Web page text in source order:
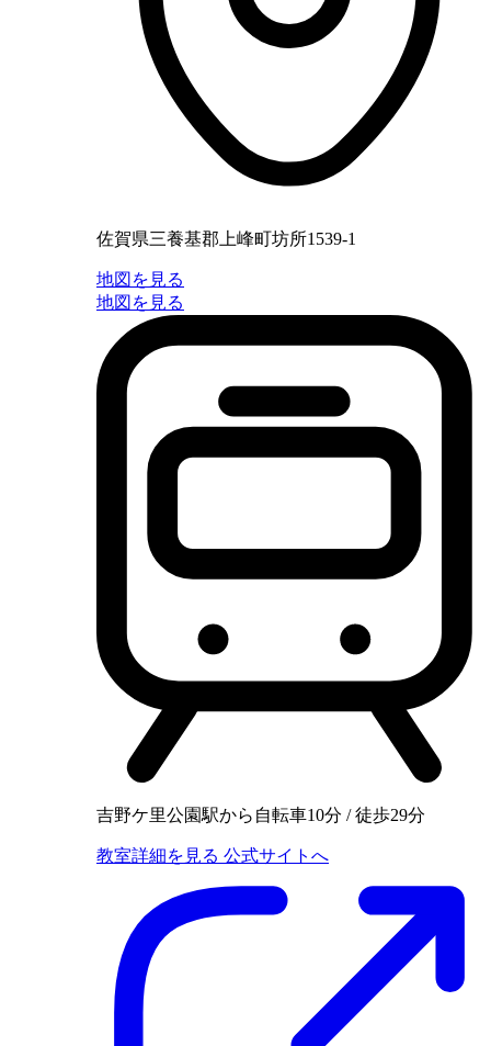
佐賀県三養基郡上峰町坊所1539-1
地図を見る
地図を見る
吉野ケ里公園駅から自転車10分 / 徒歩29分
教室詳細を見る 公式サイトへ